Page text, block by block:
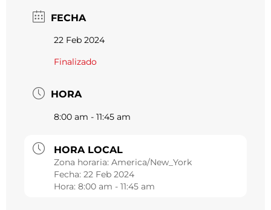
FECHA
22 Feb 2024
Finalizado
HORA
8:00 am - 11:45 am
HORA LOCAL
Zona horaria: America/New_York
Fecha: 22 Feb 2024
Hora: 8:00 am - 11:45 am